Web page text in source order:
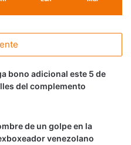
bono adicional este 5 de
del complemento
de un golpe en la
venezolano